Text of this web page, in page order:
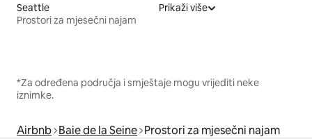
Seattle
Prostori za mjesečni najam
Prikaži više
*Za određena područja i smještaje mogu vrijediti neke
iznimke.
Airbnb Baie de la Seine Prostori za mjesečni najam